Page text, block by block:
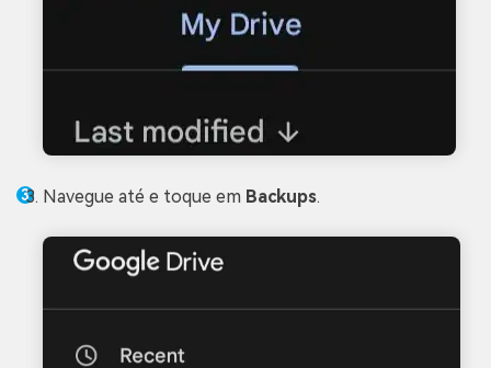
Navegue até e toque em Backups.